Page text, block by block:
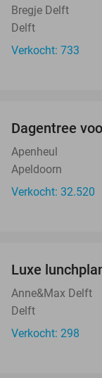
Bregje Delft
Delft
Verkocht: 733
Dagentree
Apenheul
Apeldoorn
Verkocht: 32.520
Luxe
Anne&Max Delft
Delft
Verkocht: 298